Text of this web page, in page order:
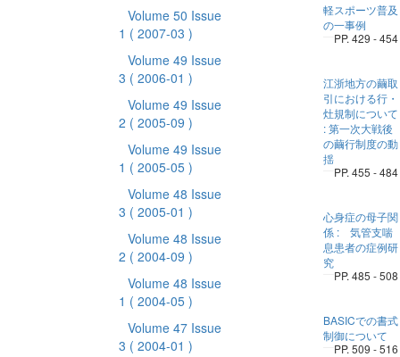
Volume 50 Issue
1 ( 2007-03 )
Volume 49 Issue
3 ( 2006-01 )
Volume 49 Issue
2 ( 2005-09 )
Volume 49 Issue
1 ( 2005-05 )
Volume 48 Issue
3 ( 2005-01 )
Volume 48 Issue
2 ( 2004-09 )
Volume 48 Issue
1 ( 2004-05 )
Volume 47 Issue
3 ( 2004-01 )
軽スポーツ普及
の一事例
PP. 429 - 454
江浙地方の繭取
引における行・
灶規制について
: 第一次大戦後
の繭行制度の動
揺
PP. 455 - 484
心身症の母子関
係 : 気管支喘
息患者の症例研
究
PP. 485 - 508
BASICでの書式
制御について
PP. 509 - 516